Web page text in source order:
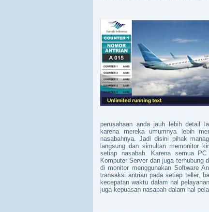
perusahaan anda jauh lebih detail
karena mereka umumnya lebih
nasabahnya. Jadi disini pihak
langsung dan simultan memonitor
setiap nasabah. Karena semua
Komputer Server dan juga terhubung
di monitor menggunakan Software
transaksi antrian pada setiap teller,
kecepatan waktu dalam hal
juga kepuasan nasabah dalam hal